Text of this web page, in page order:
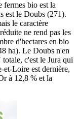
fermes bio est la
est le Doubs (271).
le caractère
ne rend pas les
d'hectares en bio
ha). Le Doubs n'en
c'est le Jura qui
et-Loire est dernière,
à 12,8 % et la